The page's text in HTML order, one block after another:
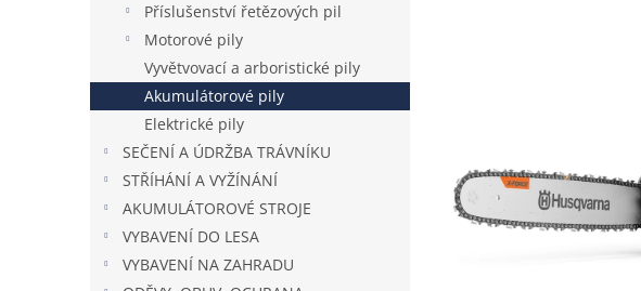
a
n
Příslušenství řetězových pil
Motorové pily
Vyvětvovací a arboristické pily
Akumulátorové pily
Elektrické pily
SEČENÍ A ÚDRŽBA TRÁVNÍKU
STŘÍHÁNÍ A VYŽÍNÁNÍ
AKUMULÁTOROVÉ STROJE
VYBAVENÍ DO LESA
VYBAVENÍ NA ZAHRADU